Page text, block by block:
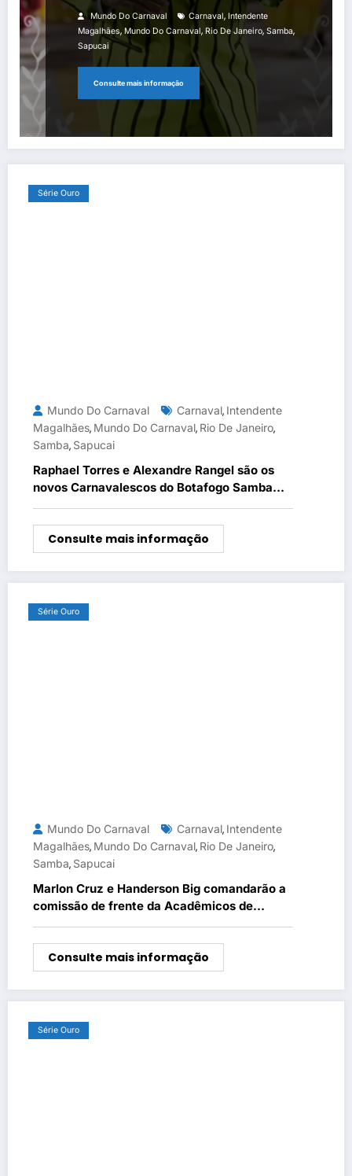
Mundo Do Carnaval Carnaval, Intendente
Magalhães, Mundo Do Carnaval, Rio De Janeiro, Samba,
Sapucai
Consulte mais informação
Série Ouro
Mundo Do Carnaval Carnaval, Intendente
Magalhães, Mundo Do Carnaval, Rio De Janeiro,
Samba, Sapucai
Raphael Torres e Alexandre Rangel são os
novos Carnavalescos do Botafogo Samba
Clube
Consulte mais informação
Série Ouro
Mundo Do Carnaval Carnaval, Intendente
Magalhães, Mundo Do Carnaval, Rio De Janeiro,
Samba, Sapucai
Marlon Cruz e Handerson Big comandarão a
comissão de frente da Acadêmicos de
Niterói em 2026
Consulte mais informação
Série Ouro